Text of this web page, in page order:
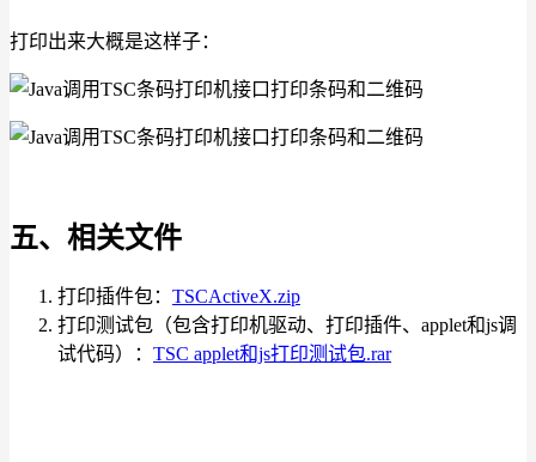
打印出来大概是这样子：
五、相关文件
打印插件包： TSCActiveX.zip
打印测试包（包含打印机驱动、打印插件、applet和js调
试代码）： TSC applet和js打印测试包.rar